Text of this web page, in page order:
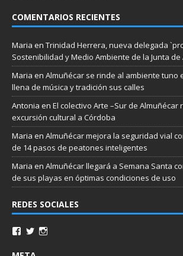
COMENTARIOS RECIENTES
Maria en Trinidad Herrera, nueva delegada
Sostenibilidad y Medio Ambiente de la Junta de
Maria en Almuñécar se rinde al ambiente tuno
llena de música y tradición sus calles
Antonia en El colectivo Arte –Sur de Almuñécar
excursión cultural a Córdoba
Maria en Almuñécar mejora la seguridad vial
de 14 pasos de peatones inteligentes
Maria en Almuñécar llegará a Semana Santa
de sus playas en óptimas condiciones de uso
REDES SOCIALES